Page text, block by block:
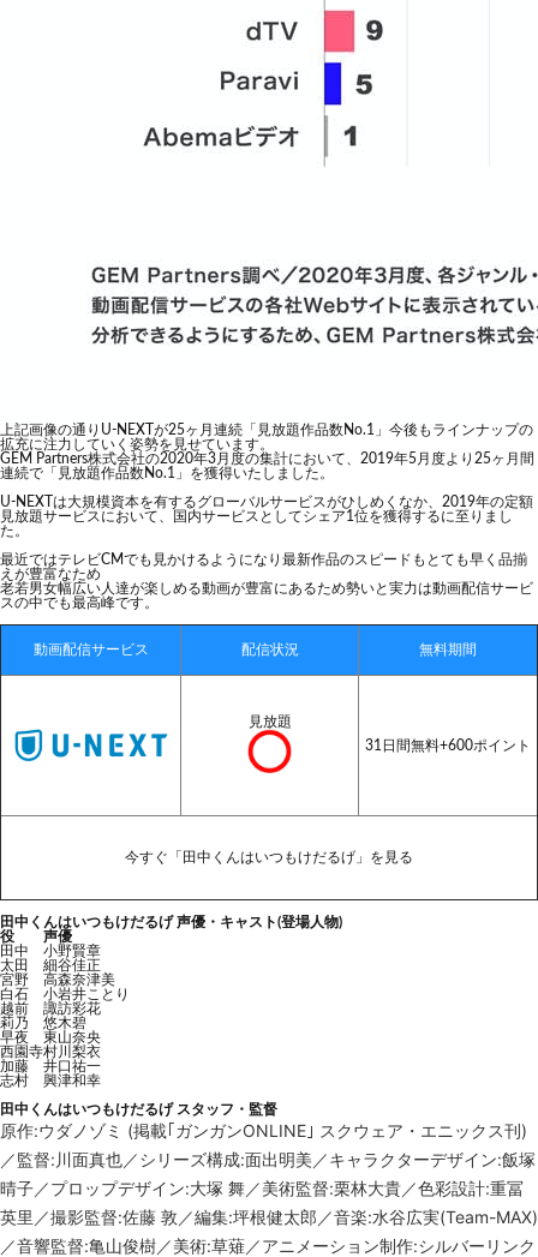
上記画像の通りU-NEXTが25ヶ月連続「見放題作品数No.1」今後もラインナップの
拡充に注力していく姿勢を見せています。
GEM Partners株式会社の2020年3月度の集計において、2019年5月度より25ヶ月間
連続で「見放題作品数No.1」を獲得いたしました。
U-NEXTは大規模資本を有するグローバルサービスがひしめくなか、2019年の定額
見放題サービスにおいて、国内サービスとしてシェア1位を獲得するに至りまし
た。
最近ではテレビCMでも見かけるようになり最新作品のスピードもとても早く品揃
えが豊富なため
老若男女幅広い人達が楽しめる動画が豊富にあるため勢いと実力は動画配信サービ
スの中でも最高峰です。
動画配信サービス 配信状況 無料期間
見放題
31日間無料+600ポイント
今すぐ「田中くんはいつもけだるげ」を見る
田中くんはいつもけだるげ 声優・キャスト(登場人物)
役
声優
田中
小野賢章
太田
細谷佳正
宮野
高森奈津美
白石
小岩井ことり
越前
諏訪彩花
莉乃
悠木碧
早夜
東山奈央
西園寺村川梨衣
加藤
井口祐一
志村
興津和幸
田中くんはいつもけだるげ スタッフ・監督
原作:ウダノゾミ (掲載｢ガンガンONLINE｣ スクウェア・エニックス刊)
／監督:川面真也／シリーズ構成:面出明美／キャラクターデザイン:飯塚
晴子／プロップデザイン:大塚 舞／美術監督:栗林大貴／色彩設計:重冨
英里／撮影監督:佐藤 敦／編集:坪根健太郎／音楽:水谷広実(Team-MAX)
／音響監督:亀山俊樹／美術:草薙／アニメーション制作:シルバーリンク